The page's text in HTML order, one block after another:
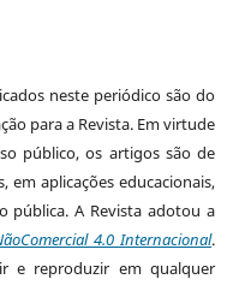
neste periódico são do
para a Revista. Em virtude
público, os artigos são de
aplicações educacionais,
pública. A Revista adotou a
4.0 Internacional.
e reproduzir em qualquer